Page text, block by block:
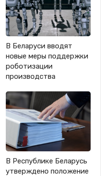
В Беларуси вводят
новые меры поддержки
роботизации
производства
В Республике Беларусь
утверждено положение